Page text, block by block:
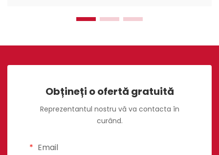
Obțineți o ofertă gratuită
Reprezentantul nostru vă va contacta în
curând.
Email